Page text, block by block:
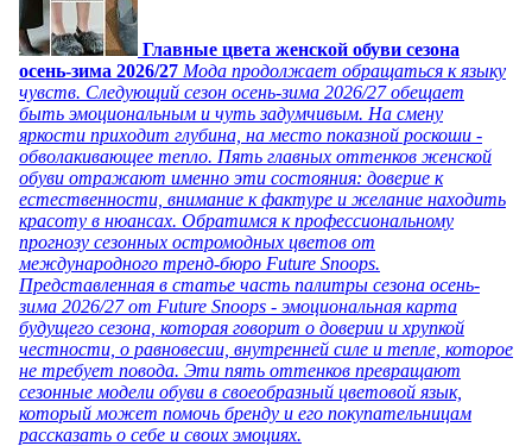
Главные цвета женской обуви сезона
осень-зима 2026/27 Мода продолжает обращаться к языку
чувств. Следующий сезон осень-зима 2026/27 обещает
быть эмоциональным и чуть задумчивым. На смену
яркости приходит глубина, на место показной роскоши -
обволакивающее тепло. Пять главных оттенков женской
обуви отражают именно эти состояния: доверие к
естественности, внимание к фактуре и желание находить
красоту в нюансах. Обратимся к профессиональному
прогнозу сезонных остромодных цветов от
международного тренд-бюро Future Snoops.
Представленная в статье часть палитры сезона осень-
зима 2026/27 от Future Snoops - эмоциональная карта
будущего сезона, которая говорит о доверии и хрупкой
честности, о равновесии, внутренней силе и тепле, которое
не требует повода. Эти пять оттенков превращают
сезонные модели обуви в своеобразный цветовой язык,
который может помочь бренду и его покупательницам
рассказать о себе и своих эмоциях.